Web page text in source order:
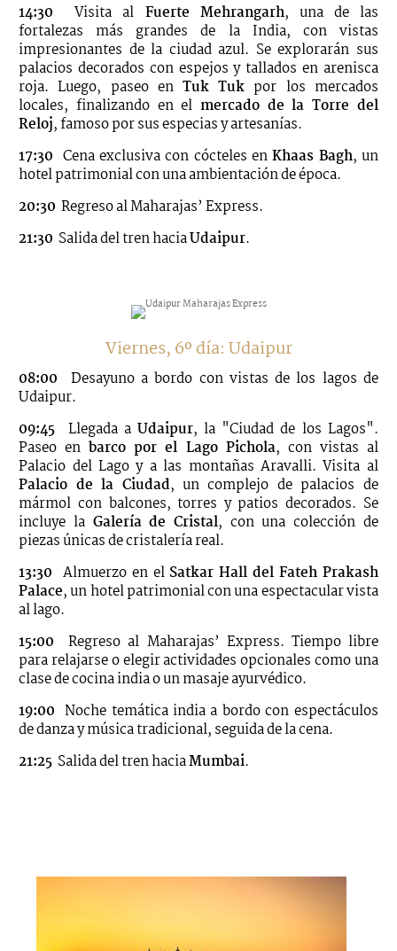
14:30 Visita al Fuerte Mehrangarh, una de las
fortalezas más grandes de la India, con vistas
impresionantes de la ciudad azul. Se explorarán sus
palacios decorados con espejos y tallados en arenisca
roja. Luego, paseo en Tuk Tuk por los mercados
locales, finalizando en el mercado de la Torre del
Reloj, famoso por sus especias y artesanías.
17:30 Cena exclusiva con cócteles enKhaas Bagh, un
hotel patrimonial con una ambientación de época.
20:30 Regreso al Maharajas’ Express.
21:30 Salida del tren haciaUdaipur.
Viernes, 6º día: Udaipur
08:00 Desayuno a bordo con vistas de los lagos de
Udaipur.
09:45 Llegada a Udaipur, la "Ciudad de los Lagos".
Paseo enbarco por el Lago Pichola, con vistas al
Palacio del Lago y a las montañas Aravalli. Visita al
Palacio de la Ciudad, un complejo de palacios de
mármol con balcones, torres y patios decorados. Se
incluye la Galería de Cristal, con una colección de
piezas únicas de cristalería real.
13:30 Almuerzo en el Satkar Hall del Fateh Prakash
Palace, un hotel patrimonial con una espectacular vista
al lago.
15:00 Regreso al Maharajas’ Express. Tiempo libre
para relajarse o elegir actividades opcionales como una
clase de cocina india o un masaje ayurvédico.
19:00 Noche temática india a bordo con espectáculos
de danza y música tradicional, seguida de la cena.
21:25 Salida del tren haciaMumbai.